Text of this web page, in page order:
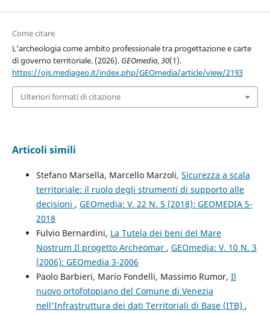
Come citare
L’archeologia come ambito professionale tra progettazione e carte
di governo territoriale. (2026). GEOmedia,30(1).
https://ojs.mediageo.it/index.php/GEOmedia/article/view/2193
Ulteriori formati di citazione
Articoli simili
Stefano Marsella, Marcello Marzoli, Sicurezza a scala
territoriale: il ruolo degli strumenti di supporto alle
decisioni , GEOmedia: V. 22 N. 5 (2018): GEOMEDIA 5-
2018
Fulvio Bernardini, La Tutela dei beni del Mare
Nostrum Il progetto Archeomar , GEOmedia: V. 10 N. 3
(2006): GEOmedia 3-2006
Paolo Barbieri, Mario Fondelli, Massimo Rumor, Il
nuovo ortofotopiano del Comune di Venezia
nell'Infrastruttura dei dati Territoriali di Base (ITB) ,